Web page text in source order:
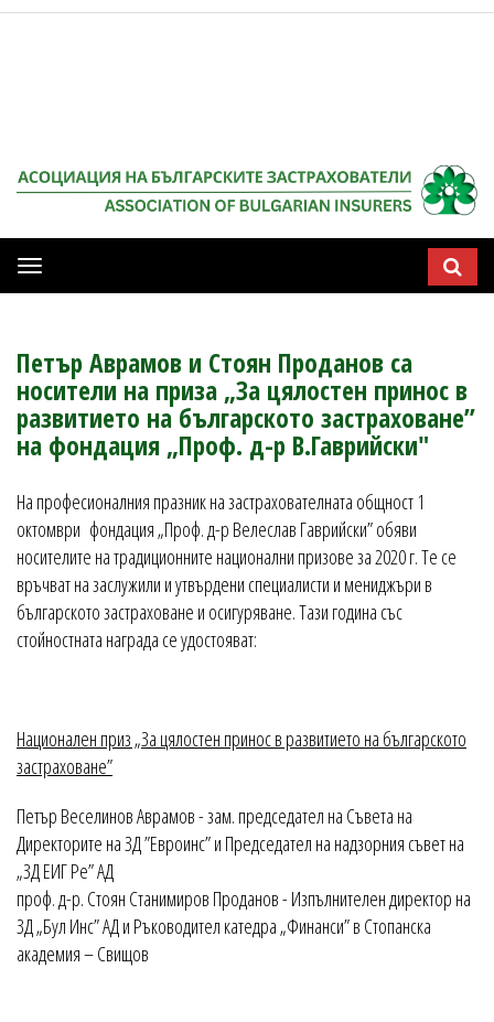
Мобилна
навигация
Петър Аврамов и Стоян Проданов са
носители на приза „За цялостен принос в
развитието на българското застраховане”
на фондация „Проф. д-р В.Гаврийски"
На професионалния празник на застрахователната общност 1
октомври фондация „Проф. д-р Велеслав Гаврийски” обяви
носителите на традиционните национални призове за 2020 г. Те се
връчват на заслужили и утвърдени специалисти и мениджъри в
българското застраховане и осигуряване. Тази година със
стойностната награда се удостояват:
Национален приз „За цялостен принос в развитието на българското
застраховане”
Петър Веселинов Аврамов - зам. председател на Съвета на
Директорите на ЗД ”Евроинс” и Председател на надзорния съвет на
„ЗД ЕИГ Ре” АД
проф. д-р. Стоян Станимиров Проданов - Изпълнителен директор на
ЗД „Бул Инс” АД и Ръководител катедра „Финанси” в Стопанска
академия – Свищов